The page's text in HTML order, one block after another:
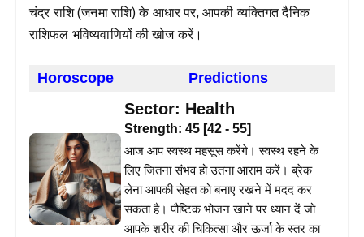
चंद्र राशि (जनमा राशि) के आधार पर, आपकी व्यक्तिगत दैनिक
राशिफल भविष्यवाणियों की खोज करें।
Horoscope Predictions
Sector: Health
Strength: 45 [42 - 55]
आज आप स्वस्थ महसूस करेंगे। स्वस्थ रहने के
लिए जितना संभव हो उतना आराम करें। ब्रेक
लेना आपकी सेहत को बनाए रखने में मदद कर
सकता है। पौष्टिक भोजन खाने पर ध्यान दें जो
आपके शरीर की चिकित्सा और ऊर्जा के स्तर का